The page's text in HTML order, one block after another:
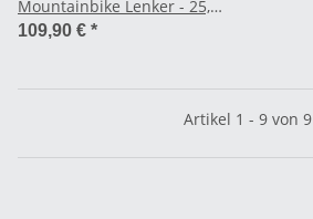
Mountainbike Lenker - 25,4
mm (31,8 mm Shims inkl.)
109,90 € *
Artikel 1 - 9 von 9